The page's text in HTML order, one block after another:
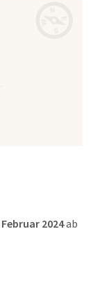
Februar 2024ab